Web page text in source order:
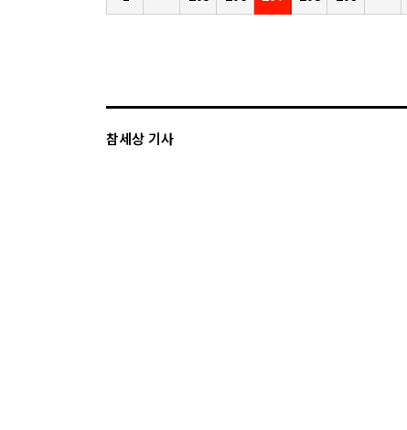
참세상 기사